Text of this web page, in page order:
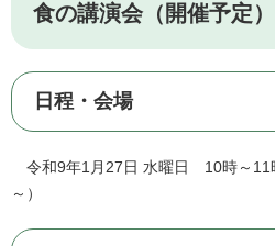
食の講演会（開催予定）
日程・会場
令和9年1月27日 水曜日 10時～11
～）